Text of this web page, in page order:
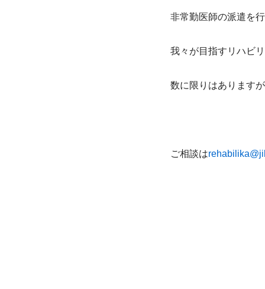
非常勤医師の派遣を
我々が目指すリハビ
数に限りはあります
ご相談は